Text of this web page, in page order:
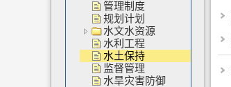
管理制度
规划计划
水文水资源
水利工程
水土保持
监督管理
水旱灾害防御